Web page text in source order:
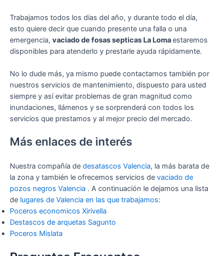
Trabajamos todos los días del año, y durante todo el día,
esto quiere decir que cuando presente una falla o una
emergencia, vaciado de fosas septicas La Lomaestaremos
disponibles para atenderlo y prestarle ayuda rápidamente.
No lo dude más, ya mismo puede contactarnos también por
nuestros servicios de mantenimiento, dispuesto para usted
siempre y así evitar problemas de gran magnitud como
inundaciones, llámenos y se sorprenderá con todos los
servicios que prestamos y al mejor precio del mercado.
Más enlaces de interés
Nuestra compañía de desatascos Valencia, la más barata de
la zona y también le ofrecemos servicios de vaciado de
pozos negros Valencia . A continuación le dejamos una lista
de lugares de Valencia en las que trabajamos:
Poceros economicos Xirivella
Destascos de arquetas Sagunto
Poceros Mislata